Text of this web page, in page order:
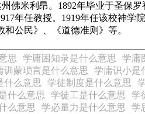
佛米利昂。1892年毕业于圣保
年任教授。1919年任该校神
公民》、《道德准则》等。
思 学庸困知录是什么意思 学庸
训蒙琐言是什么意思 学庸识小是
什么意思 学徒制度是什么意思
什么意思 学徒工是什么意思 学
么意思 学必量力是什么意思 学